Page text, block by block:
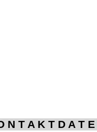
N T A K T D A T